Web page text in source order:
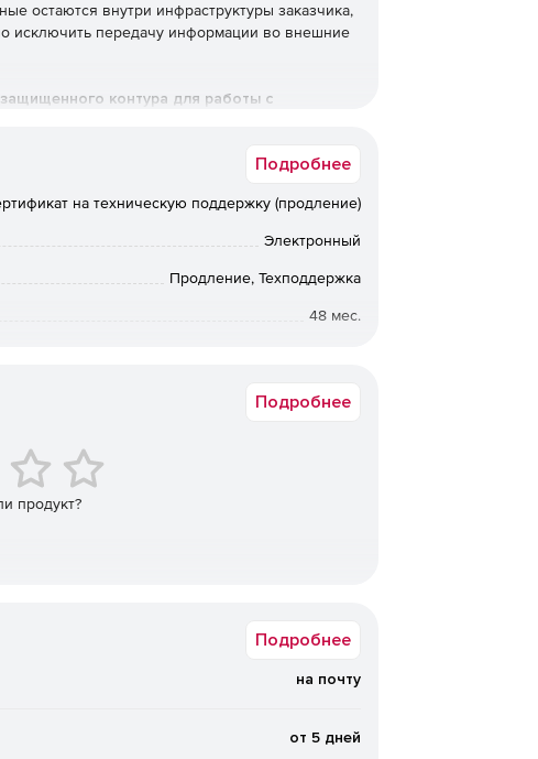
остаются внутри инфраструктуры заказчика,
исключить передачу информации во внешние
контура для работы с
Подробнее
на техническую поддержку (продление)
Электронный
Продление, Техподдержка
48 мес.
Подробнее
продукт?
Подробнее
на почту
от 5 дней